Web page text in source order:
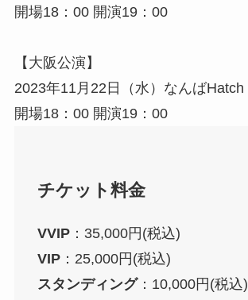
開場18：00 開演19：00
【大阪公演】
2023年11月22日（水）なんばHatch
開場18：00 開演19：00
チケット料金
VVIP：35,000円(税込)
VIP：25,000円(税込)
スタンディング：10,000円(税込)